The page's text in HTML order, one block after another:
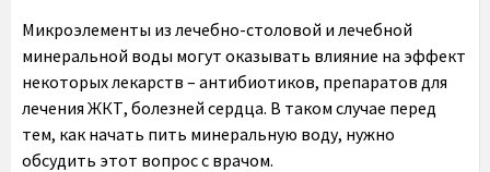
Микроэлементы из лечебно-столовой и лечебной
минеральной воды могут оказывать влияние на эффект
некоторых лекарств – антибиотиков, препаратов для
лечения ЖКТ, болезней сердца. В таком случае перед
тем, как начать пить минеральную воду, нужно
обсудить этот вопрос с врачом.